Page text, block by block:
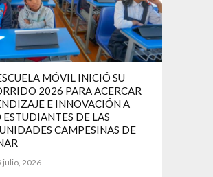
MÓVIL INICIÓ SU
2026 PARA ACERCAR
E INNOVACIÓN A
ESTUDIANTES DE LAS
CAMPESINAS DE
julio, 2026